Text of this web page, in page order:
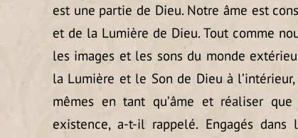
est une partie de Dieu. Notre âme est
et de la Lumière de Dieu. Tout comme
les images et les sons du monde
la Lumière et le Son de Dieu à
mêmes en tant qu’âme et réaliser
existence, a-t-il rappelé. Engagés